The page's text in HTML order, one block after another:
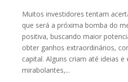
Muitos investidores tentam
que será a próxima bomba do
positiva, buscando maior
obter ganhos extraordinários,
capital. Alguns criam até ideias e
mirabolantes,...